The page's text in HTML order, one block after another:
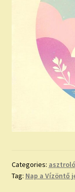
Categories:
Tag: Nap a Vízöntő